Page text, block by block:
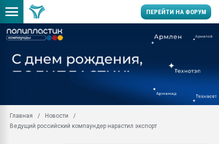
ПЕРЕЙТИ НА ФОРУМ
заводу пластмасс"
Главная
Новости
Ведущий российский компаундер нарастил экспорт